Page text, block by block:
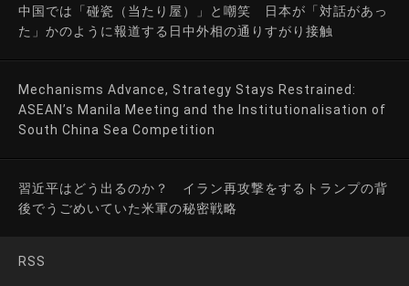
中国では「碰瓷（当たり屋）」と嘲笑 日本が「対話があっ
た」かのように報道する日中外相の通りすがり接触
Mechanisms Advance, Strategy Stays Restrained:
ASEAN’s Manila Meeting and the Institutionalisation of
South China Sea Competition
習近平はどう出るのか？ イラン再攻撃をするトランプの背
後でうごめいていた米軍の秘密戦略
RSS